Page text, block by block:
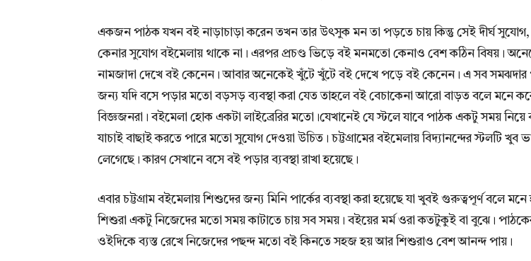
একজন পাঠক যখন বই নাড়াচাড়া করেন তখন তার উৎসুক মন তা পড়তে চায় কিন্তু সেই দীর্ঘ
কেনার সুযোগ বইমেলায় থাকে না। এরপর প্রচণ্ড ভিড়ে বই মনমতো কেনাও বেশ কঠিন বিষয়।
নামজাদা দেখে বই কেনেন। আবার অনেকেই খুঁটে খুঁটে বই দেখে পড়ে বই কেনেন। এ সব সমঝদার
জন্য যদি বসে পড়ার মতো বড়সড় ব্যবস্থা করা যেত তাহলে বই বেচাকেনা আরো বাড়ত বলে মনে
বিজ্ঞজনরা। বইমেলা হোক একটা লাইব্রেরির মতো।যেখানেই যে স্টলে যাবে পাঠক একটু সময় নিয়ে
যাচাই বাছাই করতে পারে মতো সুযোগ দেওয়া উচিত। চট্টগ্রামের বইমেলায় বিদ্যানন্দের স্টলটি খুব
লেগেছে। কারণ সেখানে বসে বই পড়ার ব্যবস্থা রাখা হয়েছে।
এবার চট্টগ্রাম বইমেলায় শিশুদের জন্য মিনি পার্কের ব্যবস্থা করা হয়েছে যা খুবই গুরুত্বপূর্ণ বলে মনে
শিশুরা একটু নিজেদের মতো সময় কাটাতে চায় সব সময়। বইয়ের মর্ম ওরা কতটুকুই বা বুঝে।
ওইদিকে ব্যস্ত রেখে নিজেদের পছন্দ মতো বই কিনতে সহজ হয় আর শিশুরাও বেশ আনন্দ পায়।